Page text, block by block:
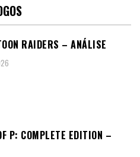
RAIDERS – ANÁLISE
P: COMPLETE EDITION –